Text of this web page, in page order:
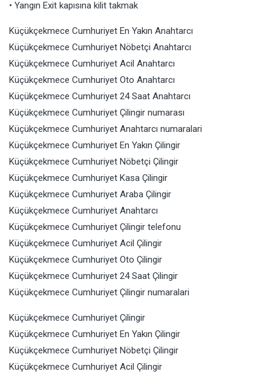
• Yangın Exit kapısına kilit takmak
Küçükçekmece Cumhuriyet En Yakın Anahtarcı
Küçükçekmece Cumhuriyet Nöbetçi Anahtarcı
Küçükçekmece Cumhuriyet Acil Anahtarcı
Küçükçekmece Cumhuriyet Oto Anahtarcı
Küçükçekmece Cumhuriyet 24 Saat Anahtarcı
Küçükçekmece Cumhuriyet Çilingir numarası
Küçükçekmece Cumhuriyet Anahtarcı numaralari
Küçükçekmece Cumhuriyet En Yakın Çilingir
Küçükçekmece Cumhuriyet Nöbetçi Çilingir
Küçükçekmece Cumhuriyet Kasa Çilingir
Küçükçekmece Cumhuriyet Araba Çilingir
Küçükçekmece Cumhuriyet Anahtarcı
Küçükçekmece Cumhuriyet Çilingir telefonu
Küçükçekmece Cumhuriyet Acil Çilingir
Küçükçekmece Cumhuriyet Oto Çilingir
Küçükçekmece Cumhuriyet 24 Saat Çilingir
Küçükçekmece Cumhuriyet Çilingir numaralari
Küçükçekmece Cumhuriyet Çilingir
Küçükçekmece Cumhuriyet En Yakın Çilingir
Küçükçekmece Cumhuriyet Nöbetçi Çilingir
Küçükçekmece Cumhuriyet Acil Çilingir